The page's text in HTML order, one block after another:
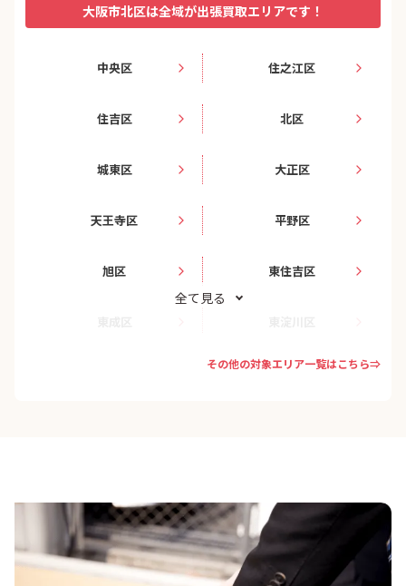
大阪市北区は全域が出張買取エリアです！
中央区 住之江区
住吉区 北区
城東区 大正区
天王寺区 平野区
旭区 東住吉区
浪速区
西区
西淀川区 都島区
全て見る
その他の対象エリア一覧はこちら⇒